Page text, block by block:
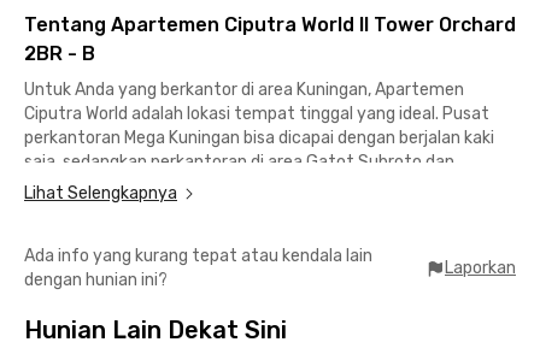
Tentang Apartemen Ciputra World II Tower Orchard
2BR - B
Untuk Anda yang berkantor di area Kuningan, Apartemen
Ciputra World adalah lokasi tempat tinggal yang ideal. Pusat
perkantoran Mega Kuningan bisa dicapai dengan berjalan kaki
saja, sedangkan perkantoran di area Gatot Subroto dan
Sudirman juga tidak terlalu jauh.
didukung oleh fasilitas yang sangat lengkap. Bagi Anda yang
senang berolahraga, apartemen ini menyediakan kolam renang,
Lihat Selengkapnya
Ada info yang kurang tepat atau kendala lain
dengan hunian ini?
Laporkan
Hunian Lain Dekat Sini